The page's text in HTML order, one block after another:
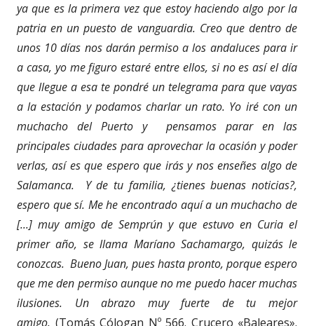
ya que es la primera vez que estoy haciendo algo por la
patria en un puesto de vanguardia. Creo que dentro de
unos 10 días nos darán permiso a los andaluces para ir
a casa, yo me figuro estaré entre ellos, si no es así el día
que llegue a esa te pondré un telegrama para que vayas
a la estación y podamos charlar un rato. Yo iré con un
muchacho del Puerto y pensamos parar en las
principales ciudades para aprovechar la ocasión y poder
verlas, así es que espero que irás y nos enseñes algo de
Salamanca. Y de tu familia, ¿tienes buenas noticias?,
espero que sí. Me he encontrado aquí a un muchacho de
[...] muy amigo de Semprún y que estuvo en Curia el
primer año, se llama Maríano Sachamargo, quizás le
conozcas. Bueno Juan, pues hasta pronto, porque espero
que me den permiso aunque no me puedo hacer muchas
ilusiones. Un abrazo muy fuerte de tu mejor
amigo. (Tomás Cólogan Nº 566. Crucero «Baleares».